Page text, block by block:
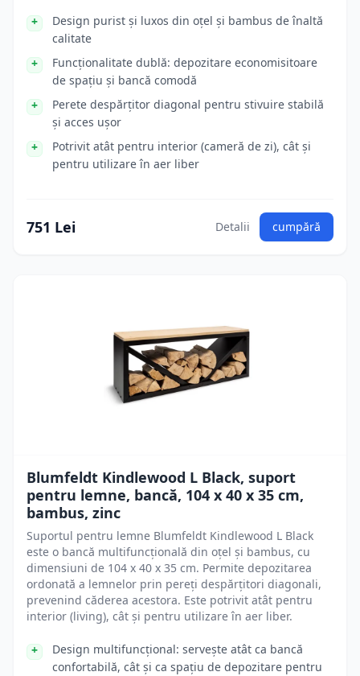
Design purist și luxos din oțel și bambus de înaltă
calitate
Funcționalitate dublă: depozitare economisitoare
de spațiu și bancă comodă
Perete despărțitor diagonal pentru stivuire stabilă
și acces ușor
Potrivit atât pentru interior (cameră de zi), cât și
pentru utilizare în aer liber
751 Lei Detalii cumpără
Blumfeldt Kindlewood L Black, suport
pentru lemne, bancă, 104 x 40 x 35 cm,
bambus, zinc
Suportul pentru lemne Blumfeldt Kindlewood L Black
este o bancă multifuncțională din oțel și bambus, cu
dimensiuni de 104 x 40 x 35 cm. Permite depozitarea
ordonată a lemnelor prin pereți despărțitori diagonali,
prevenind căderea acestora. Este potrivit atât pentru
interior (living), cât și pentru utilizare în aer liber.
Design multifuncțional: servește atât ca bancă
confortabilă, cât și ca spațiu de depozitare pentru